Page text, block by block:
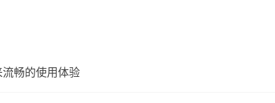
畅的使用体验